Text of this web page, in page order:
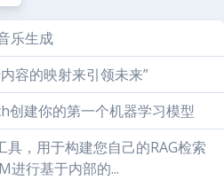
乐生成
容的映射来引领未来”
创建你的第一个机器学习模型
，用于构建您自己的RAG检索
进行基于内部的...